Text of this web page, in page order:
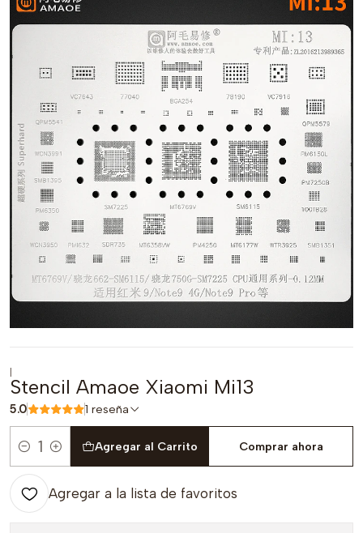
|
Stencil Amaoe Xiaomi Mi13
5.0 1 reseña
Cantidad
Agregar al Carrito Comprar ahora
Agregar a la lista de favoritos